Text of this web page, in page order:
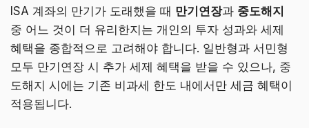
ISA 계좌의 만기가 도래했을 때 만기연장과 중도해지
중 어느 것이 더 유리한지는 개인의 투자 성과와 세제
혜택을 종합적으로 고려해야 합니다. 일반형과 서민형
모두 만기연장 시 추가 세제 혜택을 받을 수 있으나, 중
도해지 시에는 기존 비과세 한도 내에서만 세금 혜택이
적용됩니다.